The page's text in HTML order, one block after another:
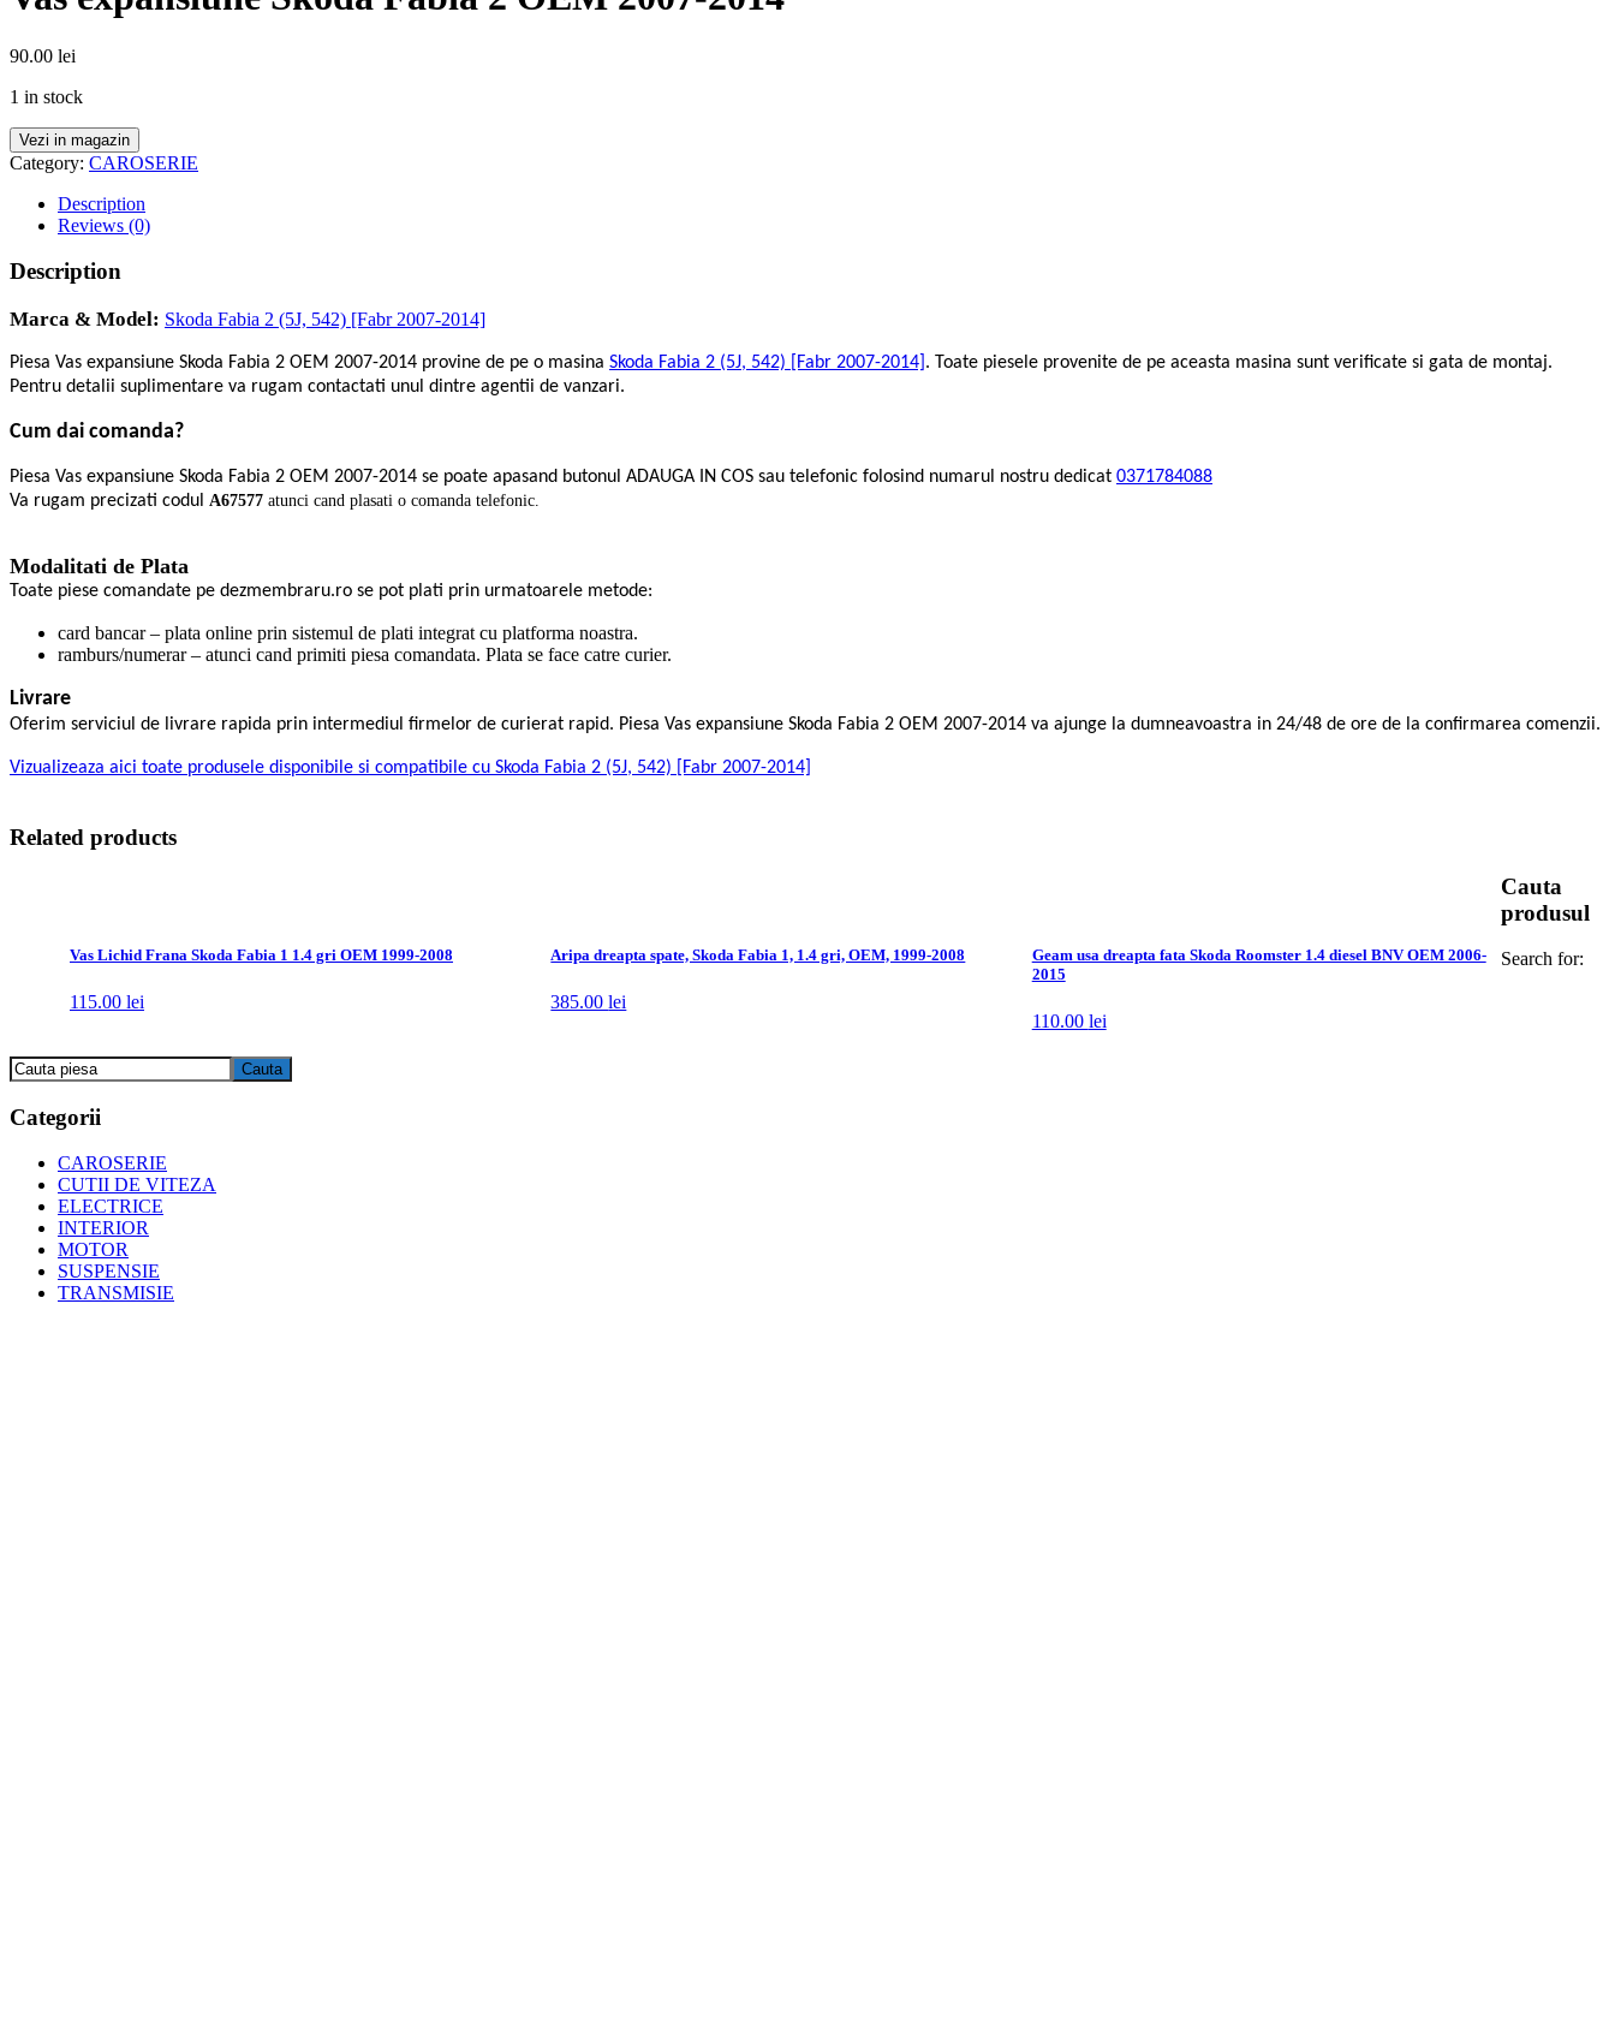
90.00 lei
1 in stock
Vezi in magazin
Category: CAROSERIE
Description
Reviews (0)
Description
Marca & Model: Skoda Fabia 2 (5J, 542) [Fabr 2007-2014]
Piesa Vas expansiune Skoda Fabia 2 OEM 2007-2014 provine de pe o masina Skoda Fabia 2 (5J, 542) [Fabr 2007-2014] . Toate piesele provenite de pe aceasta masina sunt verificate si gata de montaj.
Pentru detalii suplimentare va rugam contactati unul dintre agentii de vanzari.
Cum dai comanda?
Piesa Vas expansiune Skoda Fabia 2 OEM 2007-2014 se poate apasand butonul ADAUGA IN COS sau telefonic folosind numarul nostru dedicat 0371784088
Va rugam precizati codul A67577 atunci cand plasati o comanda telefonic.
Modalitati de Plata
Toate piese comandate pe dezmembraru.ro se pot plati prin urmatoarele metode:
card bancar – plata online prin sistemul de plati integrat cu platforma noastra.
ramburs/numerar – atunci cand primiti piesa comandata. Plata se face catre curier.
Livrare
Oferim serviciul de livrare rapida prin intermediul firmelor de curierat rapid. Piesa Vas expansiune Skoda Fabia 2 OEM 2007-2014 va ajunge la dumneavoastra in 24/48 de ore de la confirmarea comenzii.
Vizualizeaza aici toate produsele disponibile si compatibile cu Skoda Fabia 2 (5J, 542) [Fabr 2007-2014]
Related products
Vas Lichid Frana Skoda Fabia 1 1.4 gri OEM 1999-2008
115.00 lei
Aripa dreapta spate, Skoda Fabia 1, 1.4 gri, OEM, 1999-2008
385.00lei
Geam usa dreapta fata Skoda Roomster 1.4 diesel BNV OEM 2006-
2015
110.00 lei
Cauta
produsul
Search for:
Categorii
CAROSERIE
CUTII DE VITEZA
ELECTRICE
INTERIOR
MOTOR
SUSPENSIE
TRANSMISIE